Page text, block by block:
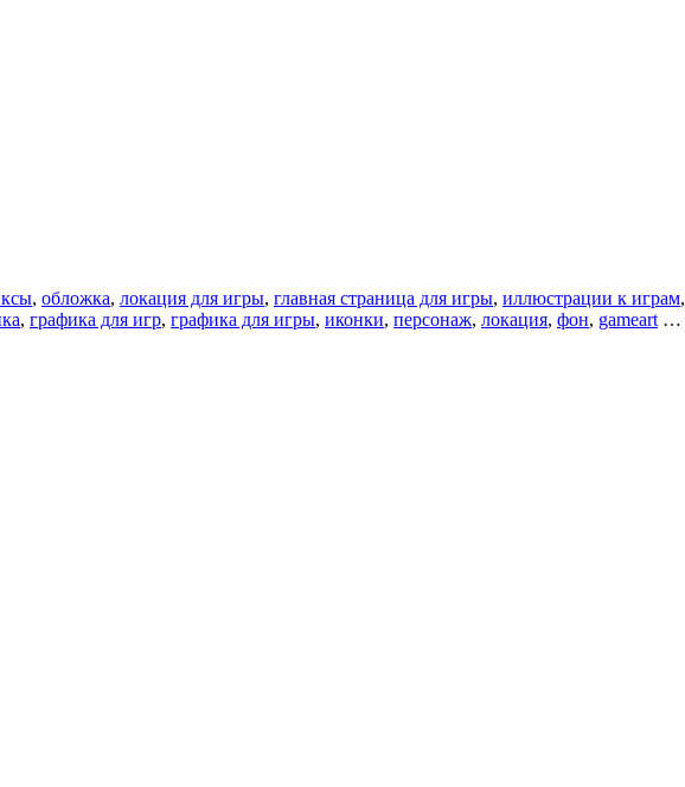
, обложка, локация для игры, главная страница для игры, иллюстрации к играм,
, графика для игр, графика для игры, иконки, персонаж, локация, фон, gameart …